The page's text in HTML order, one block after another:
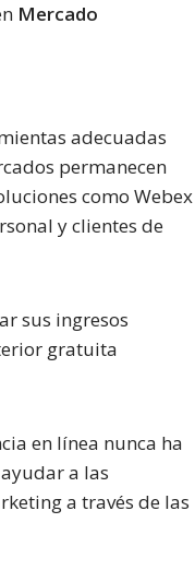
Mercado
adecuadas
permanecen
como Webex
y clientes de
sus ingresos
gratuita
en línea nunca ha
a las
a través de las